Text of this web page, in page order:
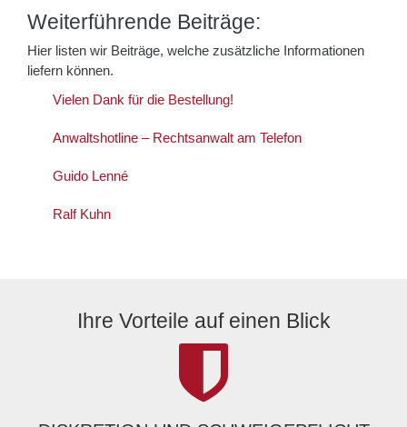
Weiterführende Beiträge:
Hier listen wir Beiträge, welche zusätzliche Informationen
liefern können.
Vielen Dank für die Bestellung!
Anwaltshotline – Rechtsanwalt am Telefon
Guido Lenné
Ralf Kuhn
Ihre Vorteile auf einen Blick